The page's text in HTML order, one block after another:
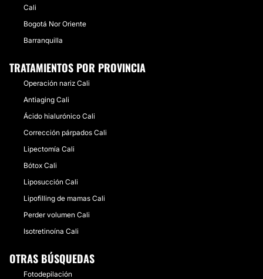
Cali
Bogotá Nor Oriente
Barranquilla
TRATAMIENTOS POR PROVINCIA
Operación nariz Cali
Antiaging Cali
Ácido hialurónico Cali
Corrección párpados Cali
Lipectomía Cali
Bótox Cali
Liposucción Cali
Lipofilling de mamas Cali
Perder volumen Cali
Isotretinoína Cali
OTRAS BÚSQUEDAS
Fotodepilación